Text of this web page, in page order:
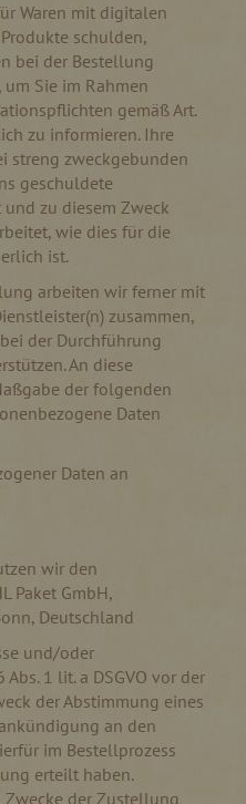
Waren mit digitalen
schulden,
bei der Bestellung
Sie im Rahmen
gemäß Art.
zu informieren. Ihre
streng zweckgebunden
geschuldete
zu diesem Zweck
wie dies für die
ist.
arbeiten wir ferner mit
zusammen,
der Durchführung
An diese
der folgenden
Daten
Daten an
wir den
Paket GmbH,
Deutschland
und/oder
1 lit. a DSGVO vor der
der Abstimmung eines
an den
im Bestellprozess
erteilt haben.
der Zustellung